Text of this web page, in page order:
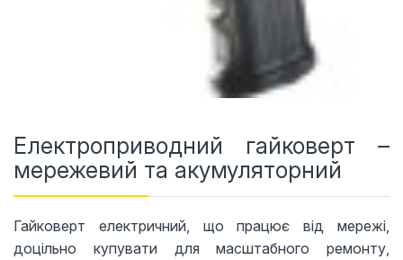
Електроприводний гайковерт –
мережевий та акумуляторний
Гайковерт електричний, що працює від мережі,
доцільно купувати для масштабного ремонту,